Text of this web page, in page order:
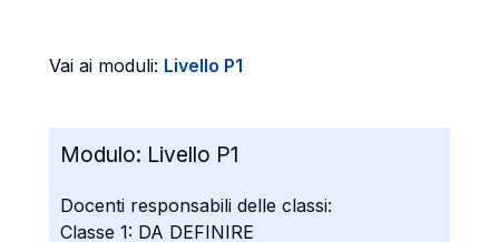
Vai ai moduli: Livello P1
Modulo: Livello P1
Docenti responsabili delle classi:
Classe 1: DA DEFINIRE